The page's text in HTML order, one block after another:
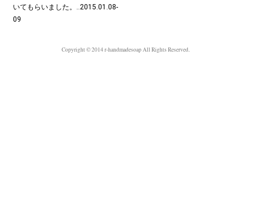
いてもらいました。‥2015.01.08-
09
Copyright © 2014 r-handmadesoap All Rights Reserved.